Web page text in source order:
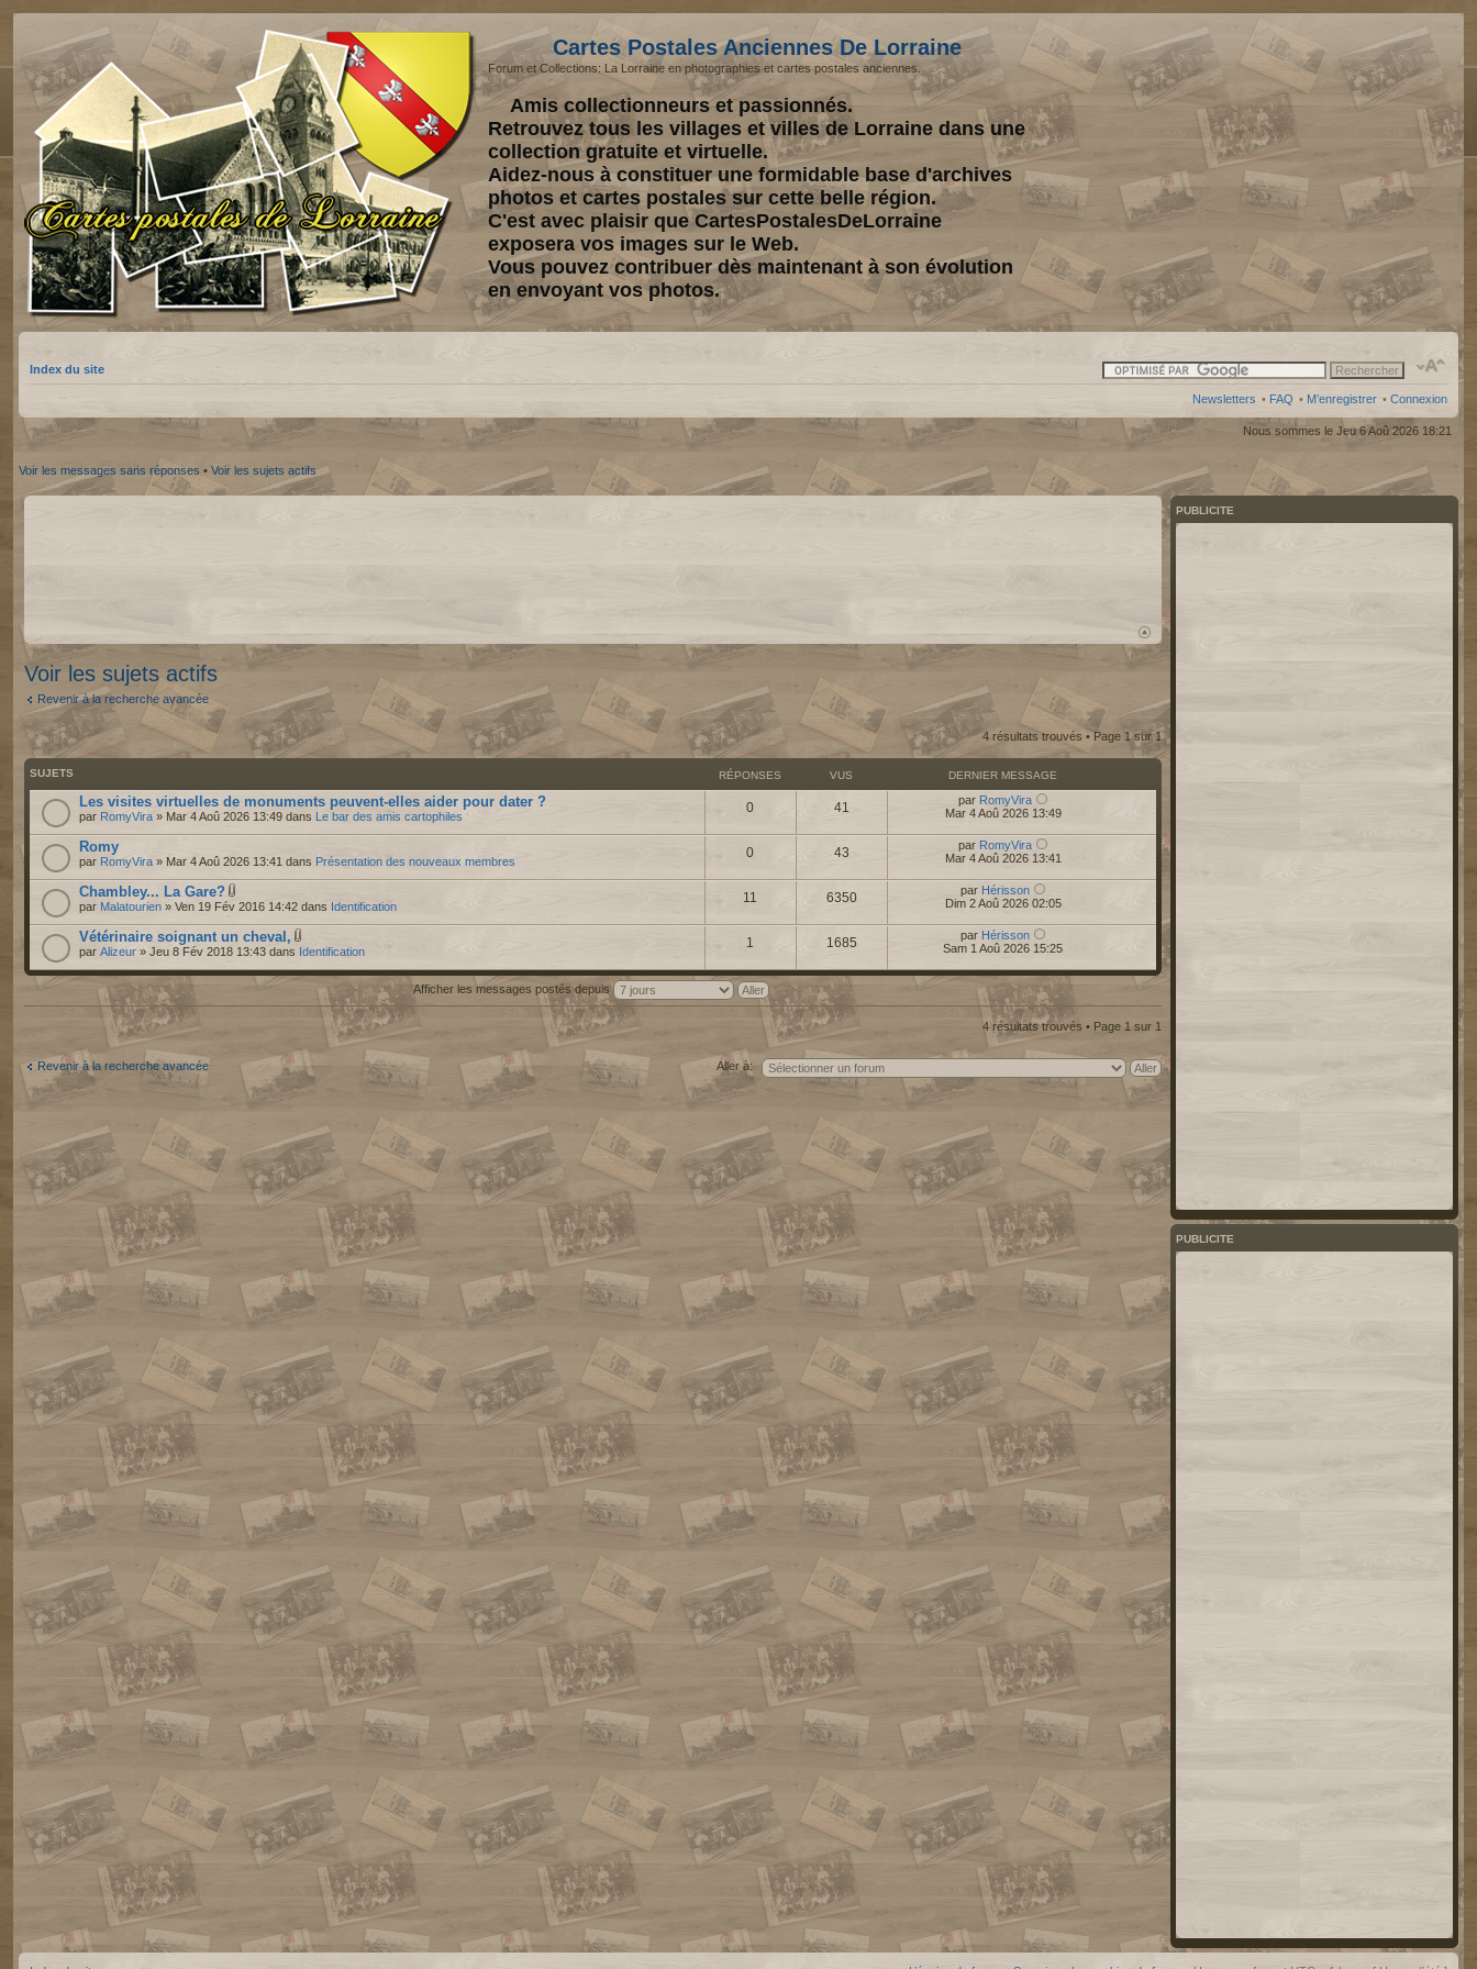
Cartes Postales Anciennes De Lorraine
Forum et Collections: La Lorraine en photographies et cartes postales anciennes.
Amis collectionneurs et passionnés.
Retrouvez tous les villages et villes de Lorraine dans une
collection gratuite et virtuelle.
Aidez-nous à constituer une formidable base d'archives
photos et cartes postales sur cette belle région.
C'est avec plaisir que CartesPostalesDeLorraine
exposera vos images sur le Web.
Vous pouvez contribuer dès maintenant à son évolution
en envoyant vos photos.
Index du site
Newsletters • FAQ • M’enregistrer • Connexion
Nous sommes le Jeu 6 Aoû 2026 18:21
Voir les messages sans réponses • Voir les sujets actifs
Voir les sujets actifs
Revenir à la recherche avancée
4 résultats trouvés • Page 1sur1
SUJETS RÉPONSES VUS DERNIER MESSAGE
Les visites virtuelles de monuments peuvent-elles aider pour dater ?
par RomyVira » Mar 4 Aoû 2026 13:49 dans Le bar des amis cartophiles
0 41 par RomyVira
Mar 4 Aoû 2026 13:49
Romy
par RomyVira » Mar 4 Aoû 2026 13:41 dans Présentation des nouveaux membres
0 43 par RomyVira
Mar 4 Aoû 2026 13:41
Chambley... La Gare?
par Malatourien » Ven 19 Fév 2016 14:42 dans Identification
11 6350 par Hérisson
Dim 2 Aoû 2026 02:05
Vétérinaire soignant un cheval,
par Alizeur » Jeu 8 Fév 2018 13:43 dans Identification
1 1685 par Hérisson
Sam 1 Aoû 2026 15:25
Afficher les messages postés depuis
4 résultats trouvés • Page 1 sur 1
Revenir à la recherche avancée Aller à:
PUBLICITE
PUBLICITE